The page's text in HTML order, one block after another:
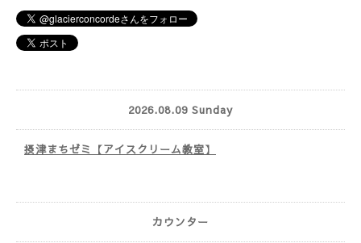
2026.08.09 Sunday
摂津まちゼミ【アイスクリーム教室】
カウンター